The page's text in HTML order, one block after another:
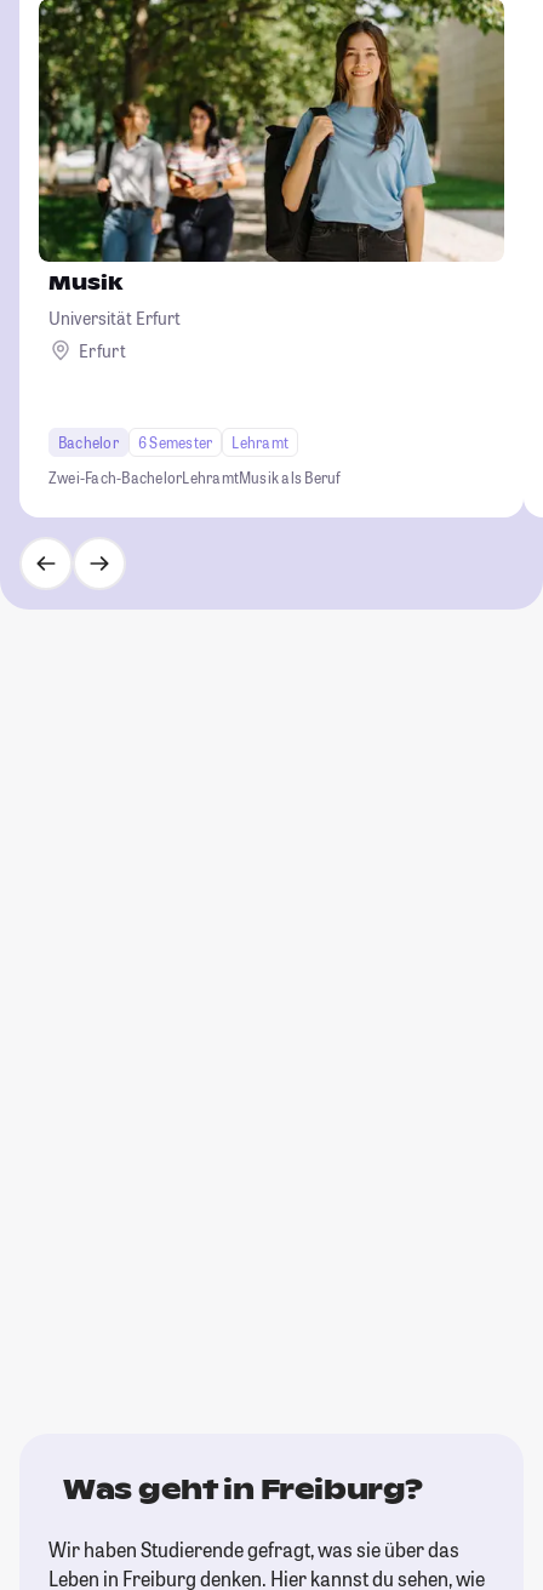
Musik
Universität Erfurt
Erfurt
Bachelor 6 Semester
Lehramt
Zwei-Fach-BachelorLehramtMusik als Beruf
Was geht in Freiburg?
Wir haben Studierende gefragt, was sie über das
Leben in Freiburg denken. Hier kannst du sehen, wie